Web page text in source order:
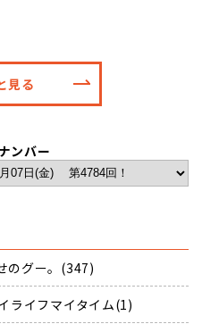
見る
ンバー
のグー。(347)
ライフマイタイム(1)